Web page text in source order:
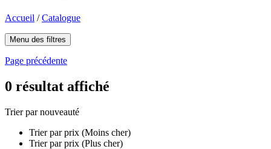
Accueil /Catalogue
Menu des filtres
Page précédente
0 résultat affiché
Trier par nouveauté
Trier par prix (Moins cher)
Trier par prix (Plus cher)